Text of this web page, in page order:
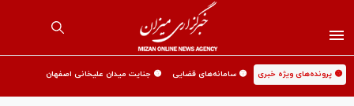
🟡 پرونده‌های ویژه خبری 🟡 سامانه‌های قضایی 🟡 جنایت میدان علیخانی اصفهان